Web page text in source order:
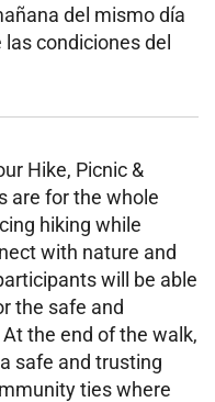
del mismo día
condiciones del
Hike, Picnic &
are for the whole
hiking while
with nature and
will be able
the safe and
the end of the walk,
safe and trusting
ties where